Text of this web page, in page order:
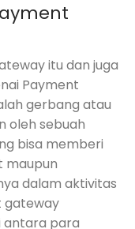
itu dan juga
Payment
gerbang atau
oleh sebuah
bisa memberi
maupun
dalam aktivitas
gateway
antara para